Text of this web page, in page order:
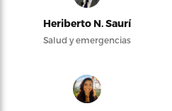
Heriberto N. Saurí
Salud y emergencias